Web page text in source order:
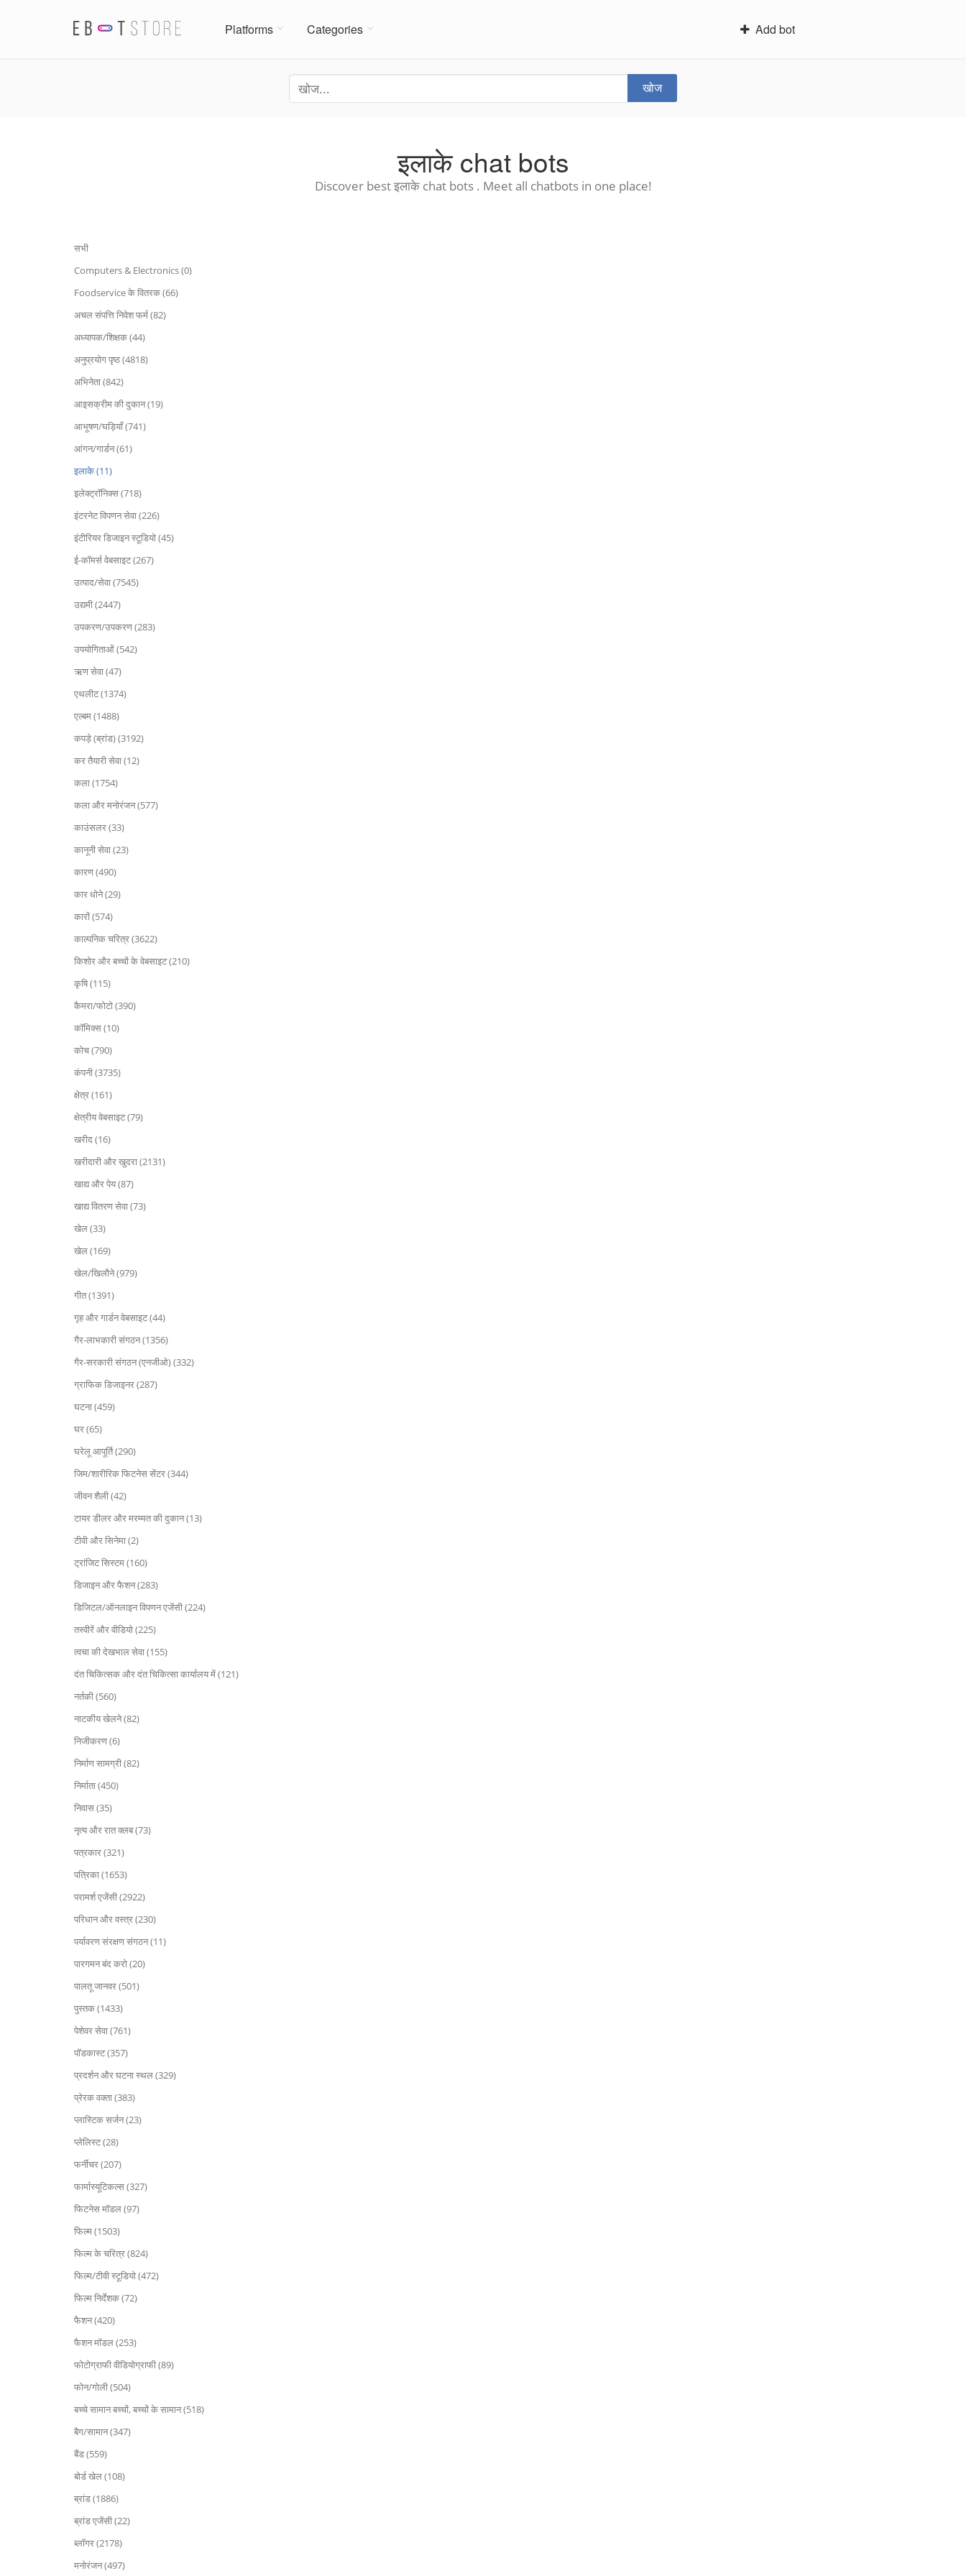
Platforms Categories Add bot
खोज
इलाके chat bots
Discover best इलाके chat bots . Meet all chatbots in one place!
सभी
Computers & Electronics (0)
Foodservice के वितरक (66)
अचल संपत्ति निवेश फर्म (82)
अध्यापक/शिक्षक (44)
अनुप्रयोग पृष्ठ (4818)
अभिनेता (842)
आइसक्रीम की दुकान (19)
आभूषण/घड़ियाँ (741)
आंगन/गार्डन (61)
इलाके (11)
इलेक्ट्रॉनिक्स (718)
इंटरनेट विपणन सेवा (226)
इंटीरियर डिजाइन स्टूडियो (45)
ई-कॉमर्स वेबसाइट (267)
उत्पाद/सेवा (7545)
उद्यमी (2447)
उपकरण/उपकरण (283)
उपयोगिताओं (542)
ऋण सेवा (47)
एथलीट (1374)
एल्बम (1488)
कपड़े (ब्रांड) (3192)
कर तैयारी सेवा (12)
कला (1754)
कला और मनोरंजन (577)
काउंसलर (33)
कानूनी सेवा (23)
कारण (490)
कार धोने (29)
कारों (574)
काल्पनिक चरित्र (3622)
किशोर और बच्चों के वेबसाइट (210)
कृषि (115)
कैमरा/फोटो (390)
कॉमिक्स (10)
कोच (790)
कंपनी (3735)
क्षेत्र (161)
क्षेत्रीय वेबसाइट (79)
खरीद (16)
खरीदारी और खुदरा (2131)
खाद्य और पेय (87)
खाद्य वितरण सेवा (73)
खेल (33)
खेल (169)
खेल/खिलौने (979)
गीत (1391)
गृह और गार्डन वेबसाइट (44)
गैर-लाभकारी संगठन (1356)
गैर-सरकारी संगठन (एनजीओ) (332)
ग्राफिक डिजाइनर (287)
घटना (459)
घर (65)
घरेलू आपूर्ति (290)
जिम/शारीरिक फिटनेस सेंटर (344)
जीवन शैली (42)
टायर डीलर और मरम्मत की दुकान (13)
टीवी और सिनेमा (2)
ट्रांजिट सिस्टम (160)
डिजाइन और फैशन (283)
डिजिटल/ऑनलाइन विपणन एजेंसी (224)
तस्वीरें और वीडियो (225)
त्वचा की देखभाल सेवा (155)
दंत चिकित्सक और दंत चिकित्सा कार्यालय में (121)
नर्तकी (560)
नाटकीय खेलने (82)
निजीकरण (6)
निर्माण सामग्री (82)
निर्माता (450)
निवास (35)
नृत्य और रात क्लब (73)
पत्रकार (321)
पत्रिका (1653)
परामर्श एजेंसी (2922)
परिधान और वस्त्र (230)
पर्यावरण संरक्षण संगठन (11)
पारगमन बंद करो (20)
पालतू जानवर (501)
पुस्तक (1433)
पेशेवर सेवा (761)
पॉडकास्ट (357)
प्रदर्शन और घटना स्थल (329)
प्रेरक वक्ता (383)
प्लास्टिक सर्जन (23)
प्लेलिस्ट (28)
फर्नीचर (207)
फार्मास्यूटिकल्स (327)
फिटनेस मॉडल (97)
फिल्म (1503)
फिल्म के चरित्र (824)
फिल्म/टीवी स्टूडियो (472)
फिल्म निर्देशक (72)
फैशन (420)
फैशन मॉडल (253)
फोटोग्राफी वीडियोग्राफी (89)
फोन/गोली (504)
बच्चे सामान बच्चों, बच्चों के सामान (518)
बैग/सामान (347)
बैंड (559)
बोर्ड खेल (108)
ब्रांड (1886)
ब्रांड एजेंसी (22)
ब्लॉगर (2178)
मनोरंजन (497)